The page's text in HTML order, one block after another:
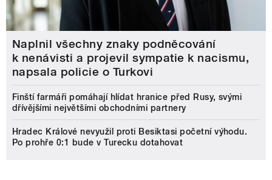
Naplnil všechny znaky podněcování
k nenávisti a projevil sympatie k nacismu,
napsala policie o Turkovi
Finští farmáři pomáhají hlídat hranice před Rusy, svými
dřívějšími největšími obchodními partnery
Hradec Králové nevyužil proti Besiktasi početní výhodu.
Po prohře 0:1 bude v Turecku dotahovat